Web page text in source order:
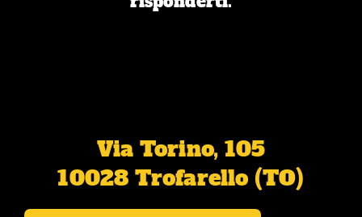
Via Torino, 105
10028 Trofarello (TO)